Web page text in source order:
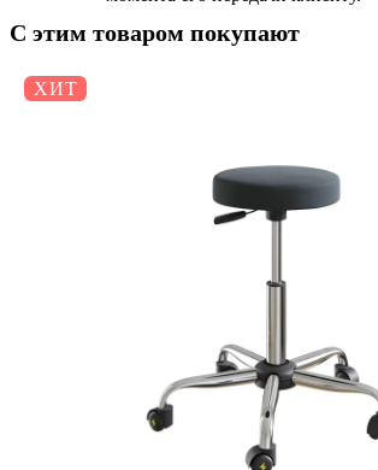
С этим товаром покупают
ХИТ